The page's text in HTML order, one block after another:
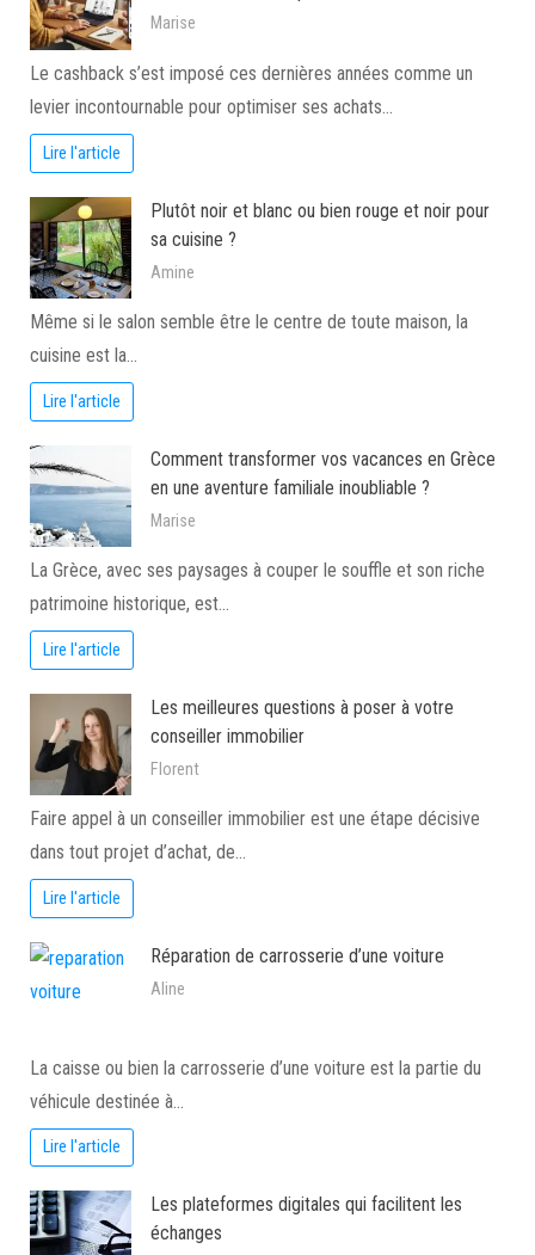
Marise
Le cashback s’est imposé ces dernières années comme un
levier incontournable pour optimiser ses achats…
Lire l'article
Plutôt noir et blanc ou bien rouge et noir pour
sa cuisine ?
Amine
Même si le salon semble être le centre de toute maison, la
cuisine est la…
Lire l'article
Comment transformer vos vacances en Grèce
en une aventure familiale inoubliable ?
Marise
La Grèce, avec ses paysages à couper le souffle et son riche
patrimoine historique, est…
Lire l'article
Les meilleures questions à poser à votre
conseiller immobilier
Florent
Faire appel à un conseiller immobilier est une étape décisive
dans tout projet d’achat, de…
Lire l'article
Réparation de carrosserie d’une voiture
Aline
La caisse ou bien la carrosserie d’une voiture est la partie du
véhicule destinée à…
Lire l'article
Les plateformes digitales qui facilitent les
échanges